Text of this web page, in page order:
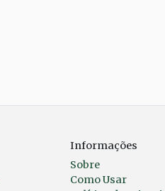
Informações
Sobre
Como Usar